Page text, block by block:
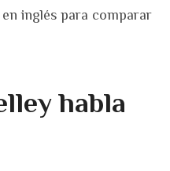
inglés para comparar
habla